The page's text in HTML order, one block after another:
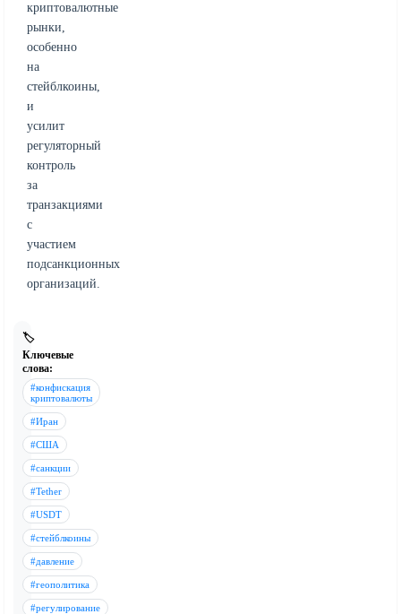
криптовалютные
рынки,
особенно
на
стейблкоины,
и
усилит
регуляторный
контроль
за
транзакциями
с
участием
подсанкционных
организаций.
🏷️
Ключевые
слова:
#конфискация
криптовалюты
#Иран
#США
#санкции
#Tether
#USDT
#стейблкоины
#давление
#геополитика
#регулирование